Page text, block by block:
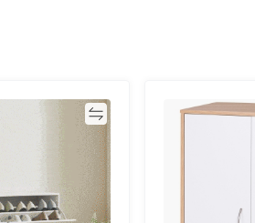
Confronta